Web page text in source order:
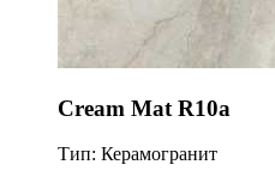
Cream Mat R10a
Тип: Керамогранит